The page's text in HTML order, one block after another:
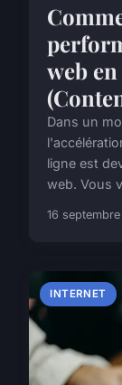
web
Dans un
ligne est
web. Vous
16
INTERNET